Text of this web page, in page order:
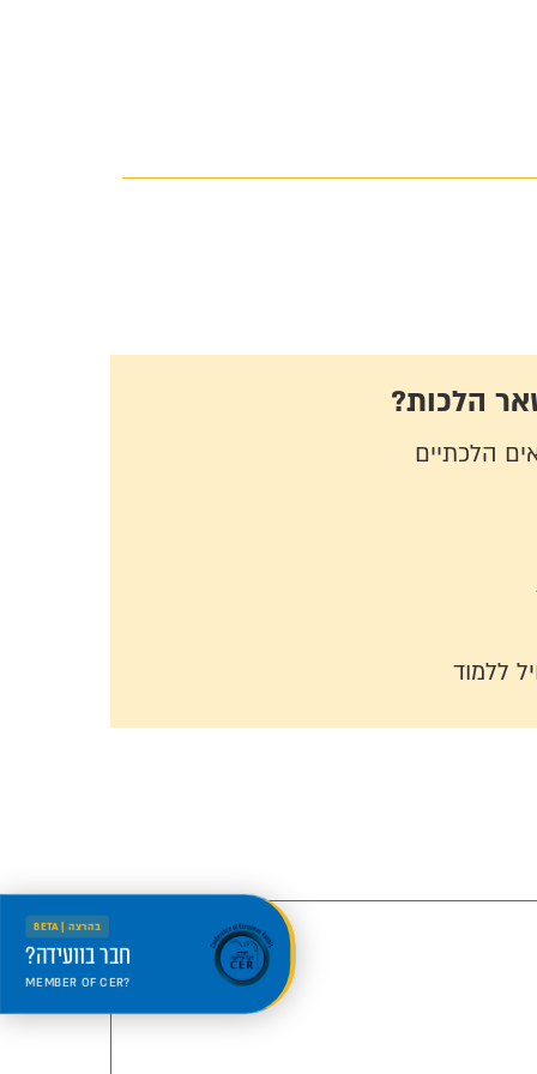
הלכות?
הלכתיים
ללמוד
בהרצה | BETA
חבר בוועידה?
MEMBER OF CER?
Welcome to the new portal